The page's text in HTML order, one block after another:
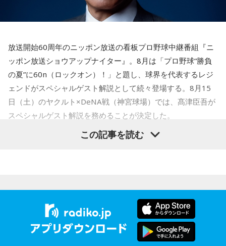
鳩のぬいぐるみは「愛情」を暗示しています。あなたは追い
詰められても、自分より大切な誰かを思い浮かべる、利他的
なタイプ。窮地でこそ人にやさしくできる、あたたかい心の
持ち主です。ただ、自分を後回しにしすぎないよう気をつけ
てください。
2．身分証……本性は「したたかな悪魔」
身分証は「あなた自身の存在」を暗示しています。あなたは
窮地に立たされると、何よりまず自分を守り抜く、利己的な
乾電池は「内に秘めたエネルギー」を暗示しています。あな
たは追い詰められると、理屈より先に、その時の衝動でとっ
さに動く本能タイプ。ある意味では、いちばん人間らしいか
もしれません。勢いが吉と出ることも多いですが、一呼吸置
放送開始60周年のニッポン放送の看板プロ野球中継番組『ニ
ッポン放送ショウアップナイター』。8月は「プロ野球“勝負
の夏”に60n（ロックオン）！」と題し、球界を代表するレジ
ェンドがスペシャルゲスト解説として続々登場する。8月15
日（土）のヤクルト×DeNA戦（神宮球場）では、髙津臣吾が
スペシャルゲスト解説を務めることが決定した。
シーズン、ヤクルトの監督を務め、前年最下位からの日本
一、球団初のリーグ連覇を成し遂げた。
この記事を読む